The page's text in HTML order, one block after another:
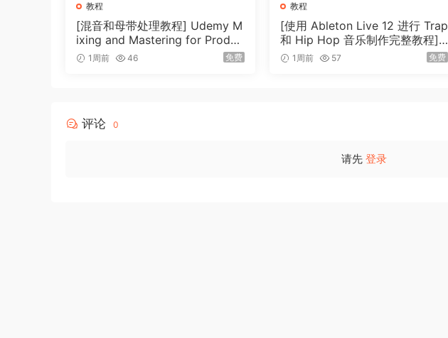
教程
[混音和母带处理教程] Udemy M
ixing and Mastering for Produc
ers [TUTORiAL]（6.51GB）
1周前 46 免费
教程
[使用 Ableton Live 12 进行 Trap
和 Hip Hop 音乐制作完整教程]
Udemy Trap and Hip Hop Musi
1周前 57 免费
评论 0
请先 登录